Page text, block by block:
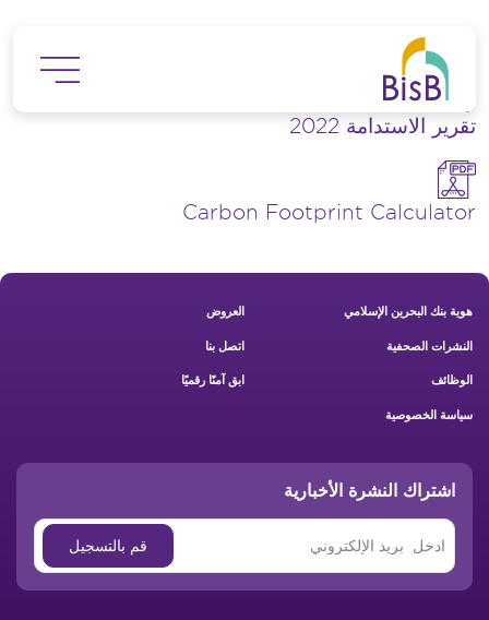
تقرير الاستدامة 2022
Carbon Footprint Calculator
Footer New
هوية بنك البحرين الإسلامي العروض
النشرات الصحفية اتصل بنا
الوظائف ابق آمنًا رقميًا
سياسة الخصوصية
اشتراك النشرة الأخبارية